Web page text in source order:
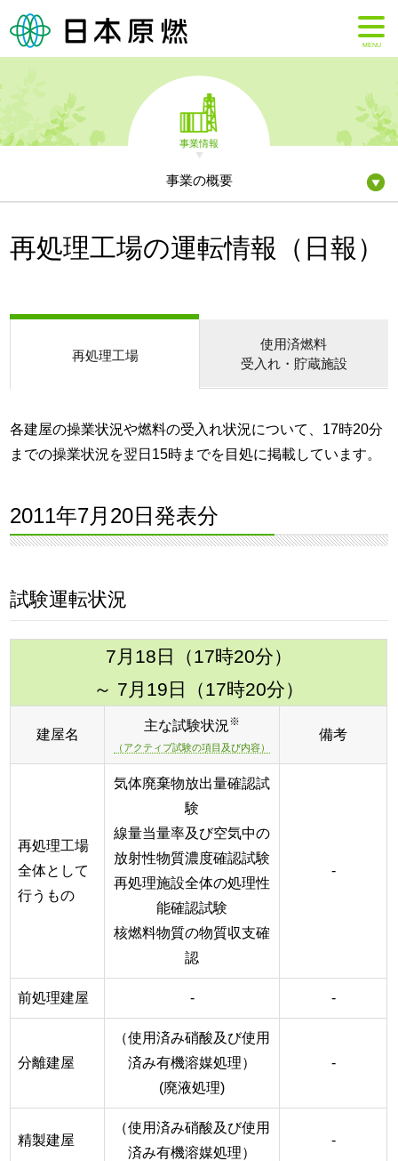
MENU
事業情報
事業の概要
再処理工場の運転情報（日報）
再処理工場
使用済燃料
受入れ・貯蔵施設
各建屋の操業状況や燃料の受入れ状況について、17時20分
までの操業状況を翌日15時までを目処に掲載しています。
2011年7月20日発表分
試験運転状況
7月18日（17時20分）
～ 7月19日（17時20分）
建屋名
主な試験状況※
（アクティブ試験の項目及び内容）
備考
再処理工場
全体として
行うもの
気体廃棄物放出量確認試
験
線量当量率及び空気中の
放射性物質濃度確認試験
再処理施設全体の処理性
能確認試験
核燃料物質の物質収支確
認
-
前処理建屋 - -
分離建屋
（使用済み硝酸及び使用
済み有機溶媒処理）
(廃液処理)
-
精製建屋
（使用済み硝酸及び使用
済み有機溶媒処理）
-